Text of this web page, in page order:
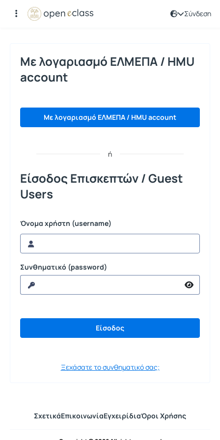
Σύνδεση
Σύνδεση
Με λογαριασμό ΕΛΜΕΠΑ / HMU
account
Με λογαριασμό ΕΛΜΕΠΑ / HMU account
ή
Είσοδος Επισκεπτών / Guest
Users
Όνομα χρήστη (username)
Συνθηματικό (password)
Ξεχάσατε το συνθηματικό σας;
ΣχετικάΕπικοινωνίαΕγχειρίδιαΌροι Χρήσης